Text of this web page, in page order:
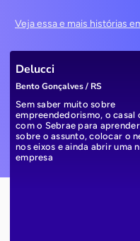
Veja essa e mais histórias
Delucci
Bento Gonçalves / RS
Sem saber muito sobre
empreendedorismo, o casal
com o Sebrae para
sobre o assunto, colocar o
nos eixos e ainda abrir uma
empresa